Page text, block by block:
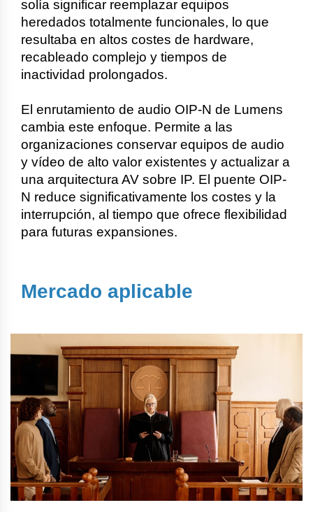
solía significar reemplazar equipos
heredados totalmente funcionales, lo que
resultaba en altos costes de hardware,
recableado complejo y tiempos de
inactividad prolongados.
El enrutamiento de audio OIP-N de Lumens
cambia este enfoque. Permite a las
organizaciones conservar equipos de audio
y vídeo de alto valor existentes y actualizar a
una arquitectura AV sobre IP. El puente OIP-
N reduce significativamente los costes y la
interrupción, al tiempo que ofrece flexibilidad
para futuras expansiones.
Mercado aplicable